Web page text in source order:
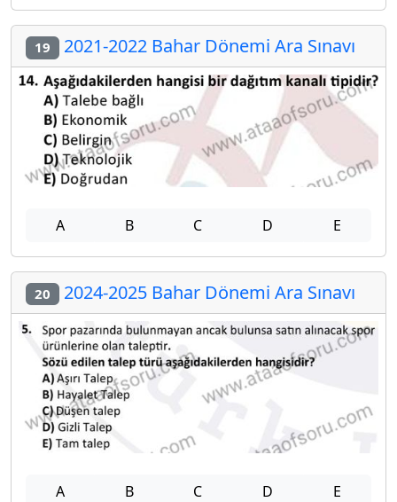
19 2021-2022 Bahar Dönemi Ara Sınavı
A B C D E
20 2024-2025 Bahar Dönemi Ara Sınavı
A B C D E